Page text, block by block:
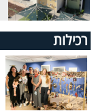
רכילות